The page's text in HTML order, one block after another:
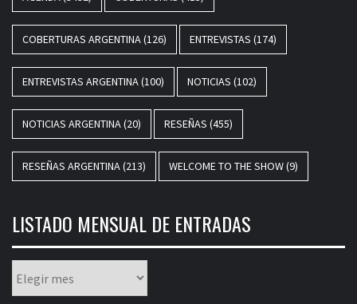
COBERTURAS ARGENTINA(126) ENTREVISTAS (174)
ENTREVISTAS ARGENTINA(100) NOTICIAS (102)
NOTICIAS ARGENTINA(20) RESEÑAS (455)
RESEÑAS ARGENTINA(213) WELCOME TO THE SHOW(9)
LISTADO MENSUAL DE ENTRADAS
mensual